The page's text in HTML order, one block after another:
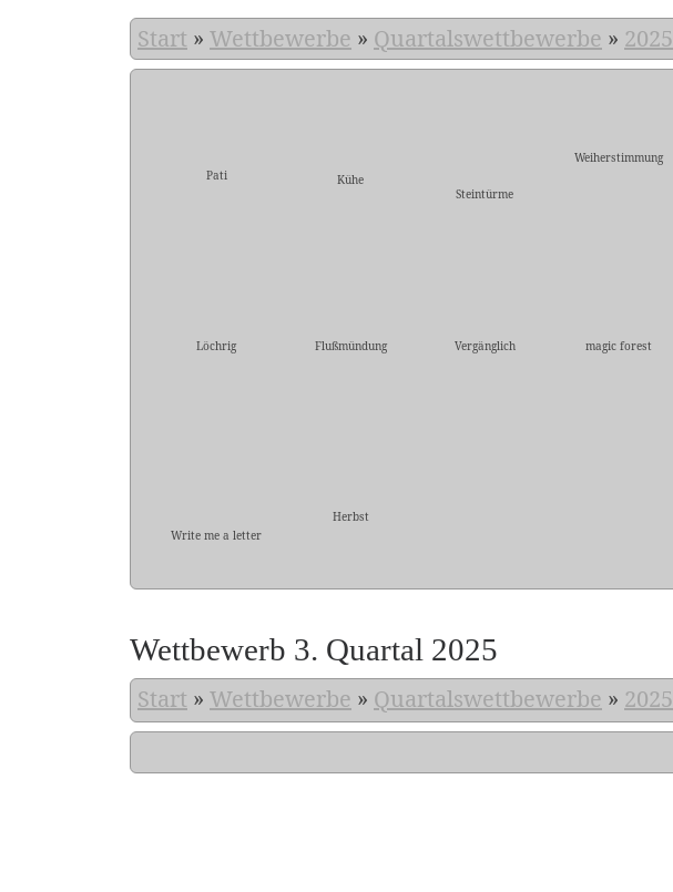
Start » Wettbewerbe » Quartalswettbewerbe » 2025
Pati
Kühe
Steintürme
Weiherstimmung
Löchrig Flußmündung Vergänglich magic forest
Write me a letter
Herbst
Wettbewerb 3. Quartal 2025
Start » Wettbewerbe » Quartalswettbewerbe » 2025